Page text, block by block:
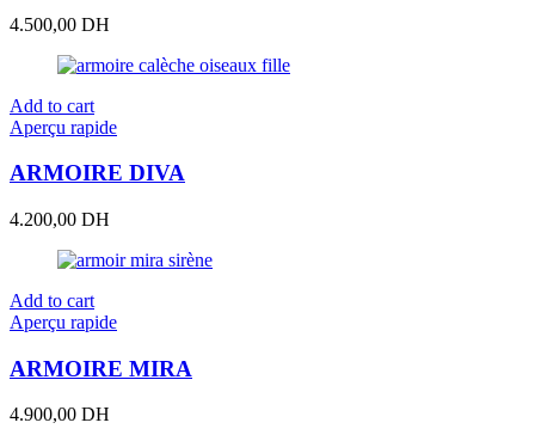
4.500,00 DH
Add to cart
Aperçu rapide
ARMOIRE DIVA
4.200,00 DH
Add to cart
Aperçu rapide
ARMOIRE MIRA
4.900,00 DH